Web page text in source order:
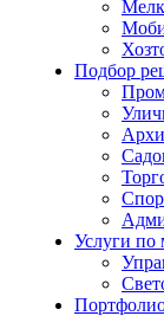
Подбор
Услуги по